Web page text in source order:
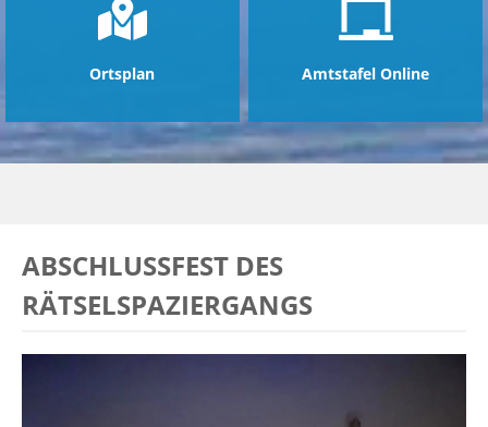
Ortsplan Amtstafel Online
ABSCHLUSSFEST DES
RÄTSELSPAZIERGANGS